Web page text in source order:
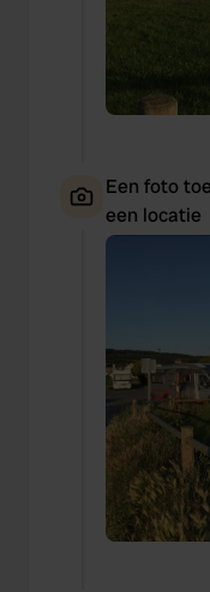
Een foto
een locatie